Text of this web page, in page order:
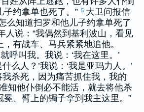
子约拿单也死了。” 5 大卫问报信
么知道扫罗和他儿子约拿单死了
人说：“我偶然到 基利波山，看见
有战车、马兵紧紧地追他。
呼叫我。我说：‘我在这里。’
么人？’我说：‘我是亚玛力 人。’
我杀死，因为痛苦抓住我，我的
知他仆倒必不能活，就去将他杀
冕、臂上的镯子拿到我主这里。”